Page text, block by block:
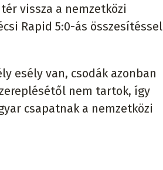
vissza a nemzetközi
Rapid 5:0-ás összesítéssel
esély van, csodák azonban
nem tartok, így
csapatnak a nemzetközi